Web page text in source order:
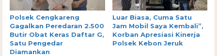
Polsek Cengkareng
Gagalkan Peredaran 2.500
Butir Obat Keras Daftar G,
Satu Pengedar
Diamankan
Luar Biasa, Cuma Satu
Jam Mobil Saya Kembali”,
Korban Apresiasi Kinerja
Polsek Kebon Jeruk